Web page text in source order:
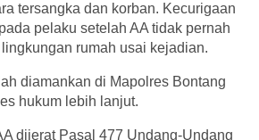
tersangka dan korban. Kecurigaan
pelaku setelah AA tidak pernah
rumah usai kejadian.
diamankan di Mapolres Bontang
hukum lebih lanjut.
dijerat Pasal 477 Undang-Undang